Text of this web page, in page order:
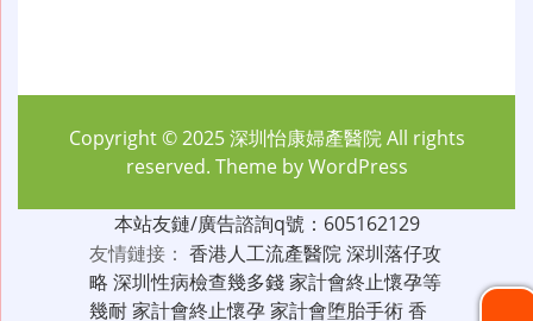
Copyright © 2025深圳怡康婦產醫院All rights
reserved. Theme byWordPress
本站友鏈/廣告諮詢q號：605162129
友情鏈接： 香港人工流產醫院深圳落仔攻
略 深圳性病檢查幾多錢家計會終止懷孕等
幾耐家計會終止懷孕家計會堕胎手術香